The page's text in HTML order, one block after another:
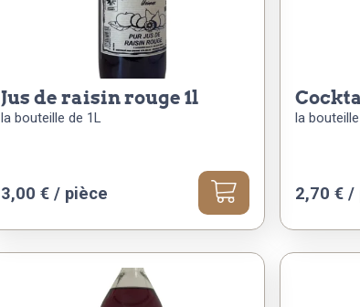
jus de raisin rouge 1l
la bouteille de 1L
3,00 € / pièce
la
2,70€ /